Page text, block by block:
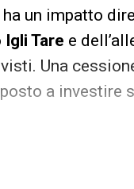
un impatto
Igli Tare e
Una
a investire
club è